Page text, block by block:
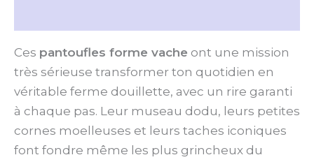
Ces pantoufles forme vache ont une mission
très sérieuse transformer ton quotidien en
véritable ferme douillette, avec un rire garanti
à chaque pas. Leur museau dodu, leurs petites
cornes moelleuses et leurs taches iconiques
font fondre même les plus grincheux du